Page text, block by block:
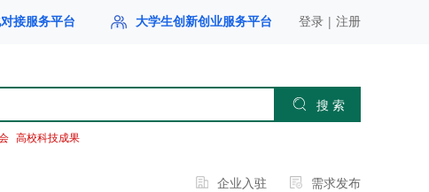
接服务平台 大学生创新创业服务平台 登录 | 注册
搜 索
高校科技成果
企业入驻 需求发布